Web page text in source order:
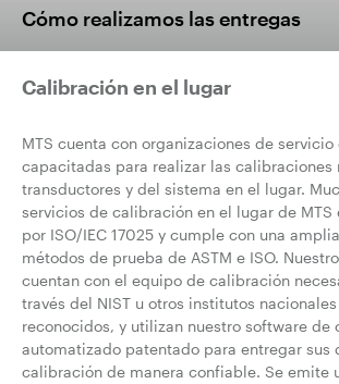
Cómo realizamos las entregas
Calibración en el lugar
MTS cuenta con organizaciones de
capacitadas para realizar las calibraciones
transductores y del sistema en el lugar.
servicios de calibración en el lugar de
por ISO/IEC 17025 y cumple con una
métodos de prueba de ASTM e ISO.
cuentan con el equipo de calibración
través del NIST u otros institutos
reconocidos, y utilizan nuestro software de
automatizado patentado para entregar sus
calibración de manera confiable. Se emite